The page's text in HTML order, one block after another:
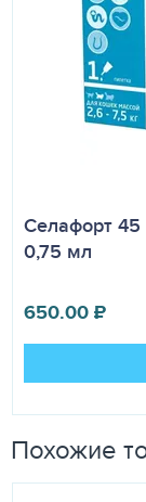
Селафорт 45
0,75 мл
650.00₽
Похожие